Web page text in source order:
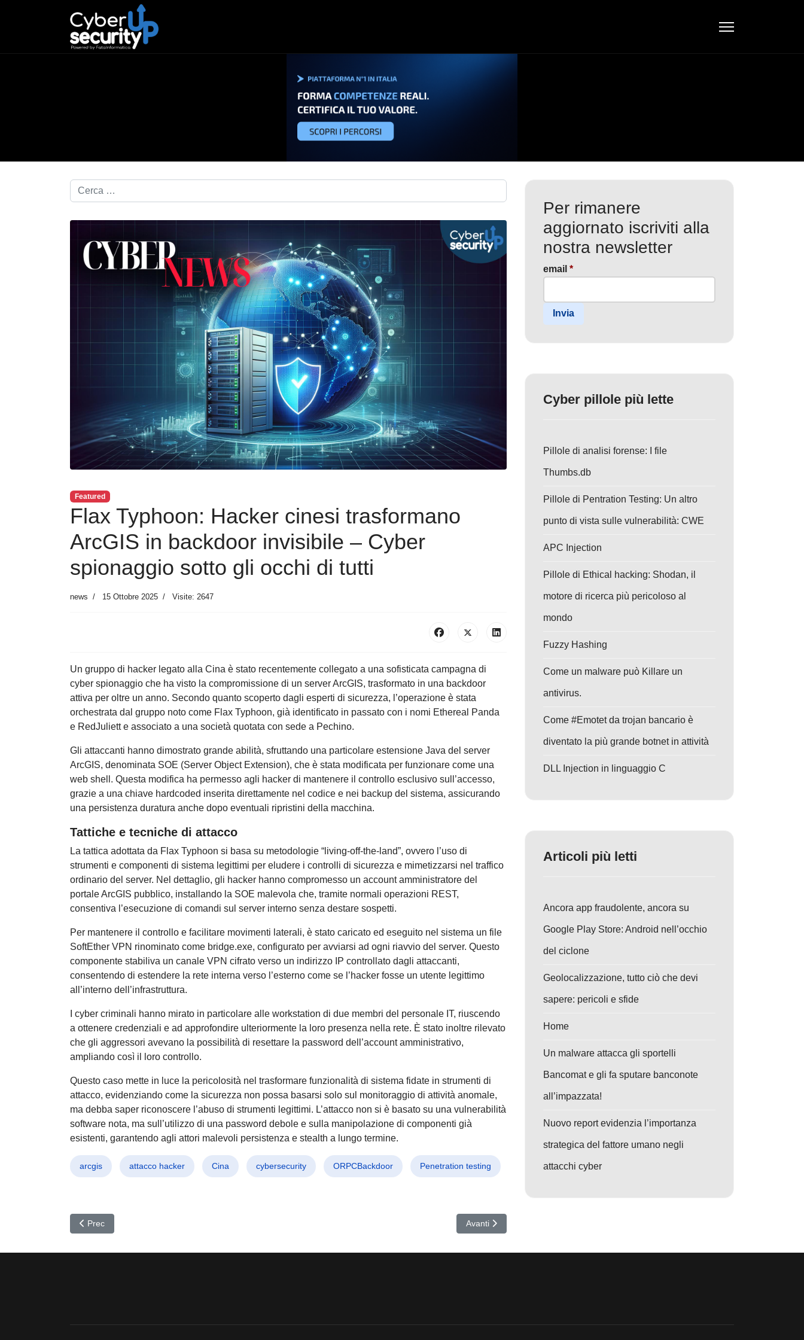
Cerca nel blog...
Featured
Flax Typhoon: Hacker cinesi trasformano
ArcGIS in backdoor invisibile – Cyber
spionaggio sotto gli occhi di tutti
news 15 Ottobre 2025 Visite: 2647
Un gruppo di hacker legato alla Cina è stato recentemente collegato a una sofisticata campagna di
cyber spionaggio che ha visto la compromissione di un server ArcGIS, trasformato in una backdoor
attiva per oltre un anno. Secondo quanto scoperto dagli esperti di sicurezza, l’operazione è stata
orchestrata dal gruppo noto come Flax Typhoon, già identificato in passato con i nomi Ethereal Panda
e RedJuliett e associato a una società quotata con sede a Pechino.
Gli attaccanti hanno dimostrato grande abilità, sfruttando una particolare estensione Java del server
ArcGIS, denominata SOE (Server Object Extension), che è stata modificata per funzionare come una
web shell. Questa modifica ha permesso agli hacker di mantenere il controllo esclusivo sull’accesso,
grazie a una chiave hardcoded inserita direttamente nel codice e nei backup del sistema, assicurando
una persistenza duratura anche dopo eventuali ripristini della macchina.
Tattiche e tecniche di attacco
La tattica adottata da Flax Typhoon si basa su metodologie “living-off-the-land”, ovvero l’uso di
strumenti e componenti di sistema legittimi per eludere i controlli di sicurezza e mimetizzarsi nel traffico
ordinario del server. Nel dettaglio, gli hacker hanno compromesso un account amministratore del
portale ArcGIS pubblico, installando la SOE malevola che, tramite normali operazioni REST,
consentiva l’esecuzione di comandi sul server interno senza destare sospetti.
Per mantenere il controllo e facilitare movimenti laterali, è stato caricato ed eseguito nel sistema un file
SoftEther VPN rinominato come bridge.exe, configurato per avviarsi ad ogni riavvio del server. Questo
componente stabiliva un canale VPN cifrato verso un indirizzo IP controllato dagli attaccanti,
consentendo di estendere la rete interna verso l’esterno come se l’hacker fosse un utente legittimo
all’interno dell’infrastruttura.
I cyber criminali hanno mirato in particolare alle workstation di due membri del personale IT, riuscendo
a ottenere credenziali e ad approfondire ulteriormente la loro presenza nella rete. È stato inoltre rilevato
che gli aggressori avevano la possibilità di resettare la password dell’account amministrativo,
ampliando così il loro controllo.
Questo caso mette in luce la pericolosità nel trasformare funzionalità di sistema fidate in strumenti di
attacco, evidenziando come la sicurezza non possa basarsi solo sul monitoraggio di attività anomale,
ma debba saper riconoscere l’abuso di strumenti legittimi. L’attacco non si è basato su una vulnerabilità
software nota, ma sull’utilizzo di una password debole e sulla manipolazione di componenti già
esistenti, garantendo agli attori malevoli persistenza e stealth a lungo termine.
arcgis attacco hacker Cina cybersecurity ORPCBackdoor Penetration testing
Articolo precedente: Astaroth: Il malware bancario usa GitHub per attacchi invisibili – Allarme per banche e criptovalute
Prec Articolo successivo: TA585 e MonsterV2: Il nuovo incubo del phishing autonomo –
Avanti
Per rimanere
aggiornato iscriviti alla
nostra newsletter
email *
Invia
Cyber pillole più lette
Pillole di analisi forense: I file
Thumbs.db
Pillole di Pentration Testing: Un altro
punto di vista sulle vulnerabilità: CWE
APC Injection
Pillole di Ethical hacking: Shodan, il
motore di ricerca più pericoloso al
mondo
Fuzzy Hashing
Come un malware può Killare un
antivirus.
Come #Emotet da trojan bancario è
diventato la più grande botnet in attività
DLL Injection in linguaggio C
Articoli più letti
Ancora app fraudolente, ancora su
Google Play Store: Android nell’occhio
del ciclone
Geolocalizzazione, tutto ciò che devi
sapere: pericoli e sfide
Home
Un malware attacca gli sportelli
Bancomat e gli fa sputare banconote
all’impazzata!
Nuovo report evidenzia l’importanza
strategica del fattore umano negli
attacchi cyber